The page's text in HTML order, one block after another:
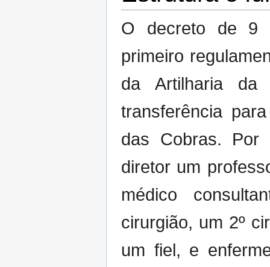
O decreto de 9
primeiro
da Artilharia da
transferência
das Cobras. Por
diretor um
médico
cirurgião, um 2º
um fiel, e